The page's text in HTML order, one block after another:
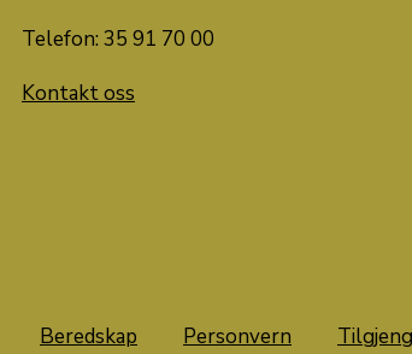
Telefon: 35 91 70 00
Kontakt oss
Beredskap Personvern